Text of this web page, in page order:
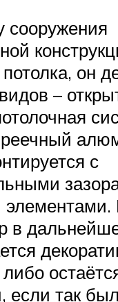
сооружения
он
–
с
элементами.
в
если так